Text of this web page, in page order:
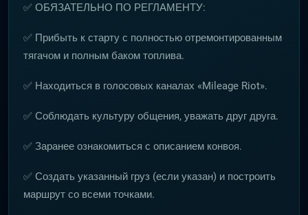
✅ ОБЯЗАТЕЛЬНО ПО РЕГЛАМЕНТУ:
✅ Прибыть к старту с полностью отремонтированным
тягачом и полным баком топлива.
✅ Находиться в голосовых каналах «Mileage Riot».
✅ Соблюдать культуру общения, уважать друг друга.
✅ Заранее ознакомиться с описанием конвоя.
✅ Создать указанный груз (если указан) и построить
маршрут со всеми точками.